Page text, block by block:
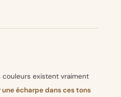
existent vraiment
écharpe dans ces tons